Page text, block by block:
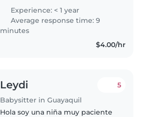
experiencia laboral, he trabajado
con niños pequeños y
adolescentes a través de mi
educación en..
Experience: < 1 year
Average response time: 9
minutes
$4.00/hr
Leydi
Babysitter in Guayaquil
5
Hola soy una niña muy paciente